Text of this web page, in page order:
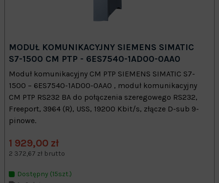
MODUŁ KOMUNIKACYJNY SIEMENS SIMATIC
S7-1500 CM PTP - 6ES7540-1AD00-0AA0
Moduł komunikacyjny CM PTP SIEMENS SIMATIC S7-
1500 – 6ES7540-1AD00-0AA0 , moduł komunikacyjny
CM PTP RS232 BA do połączenia szeregowego RS232,
Freeport, 3964 (R), USS, 19200 Kbit/s, złącze D-sub 9-
pinowe.
1 929,00 zł
2 372,67 zł brutto
Dostępny (15szt.)